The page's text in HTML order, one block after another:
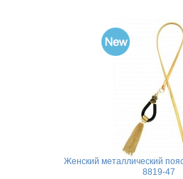
Женский металлический
8819-47